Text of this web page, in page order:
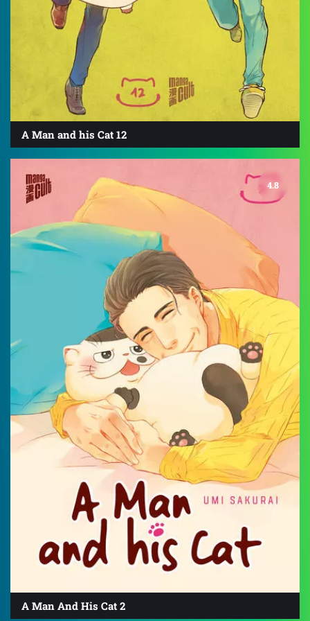
A Man and his Cat 12
4.8
A Man And His Cat 2